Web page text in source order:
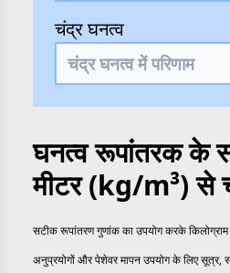
चंद्र घनत्व
घनत्व रूपांतरक के
मीटर (kg/m³) से
सटीक रूपांतरण गुणांक का उपयोग करके किलोग्राम
अनुप्रयोगों और पेशेवर मापन उपयोग के लिए सूत्र,